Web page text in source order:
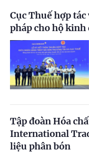
Cục Thuế hợp
pháp cho hộ kinh
Tập đoàn Hóa
International
liệu phân bón